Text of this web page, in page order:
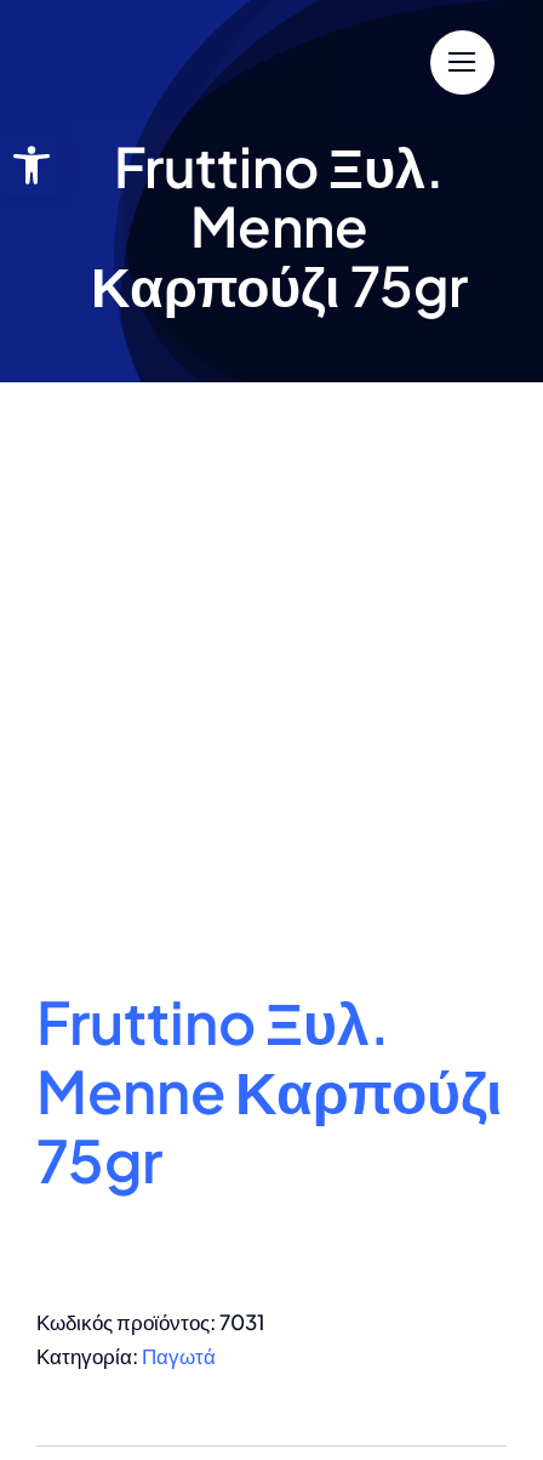
Fruttino Ξυλ.
Menne
Καρπούζι 75gr
Fruttino Ξυλ.
Menne Καρπούζι
75gr
Κωδικός προϊόντος:7031
Κατηγορία: Παγωτά